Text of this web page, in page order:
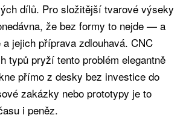
dílů. Pro složitější tvarové výseky
že bez formy to nejde — a
jejich příprava zdlouhavá. CNC
typů pryží tento problém elegantně
přímo z desky bez investice do
zakázky nebo prototypy je to
i peněz.